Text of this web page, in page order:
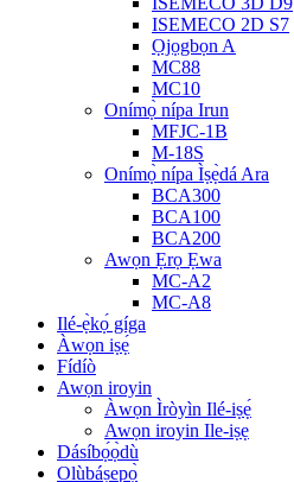
ISEMECO 2D S7
Ọjọgbọn A
MC88
MC10
Onímọ̀ nípa Irun
MFJC-1B
M-18S
Onímọ̀ nípa Ìṣẹ̀dá Ara
BCA300
BCA100
BCA200
Awọn Ẹrọ Ẹwa
MC-A2
MC-A8
Ilé-ẹ̀kọ́ gíga
Àwọn iṣẹ́
Fídíò
Awọn iroyin
Àwọn Ìròyìn Ilé-iṣẹ́
Awọn iroyin Ile-iṣẹ
Dásíbọ́ọ̀dù
Olùbáṣepọ̀